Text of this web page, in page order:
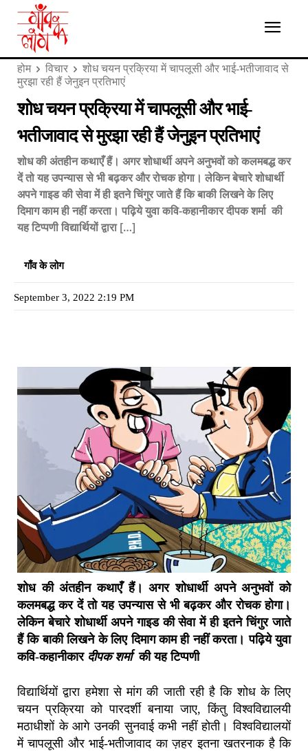
होम विचार
शोध चयन प्रक्रिया में चापलूसी और भाई-भतीजावाद से
मुरझा रही हैं जेनुइन प्रतिभाएं
शोध चयन प्रक्रिया में चापलूसी और भाई-
भतीजावाद से मुरझा रही हैं जेनुइन प्रतिभाएं
शोध की अंतहीन कथाएँ हैं। अगर शोधार्थी अपने अनुभवों को कलमबद्ध कर
दें तो यह उपन्यास से भी बढ़कर और रोचक होगा। लेकिन बेचारे शोधार्थी
अपने गाइड की सेवा में ही इतने चिंगुर जाते हैं कि बाकी लिखने के लिए
दिमाग काम ही नहीं करता। पढ़िये युवा कवि-कहानीकार दीपक शर्मा की
यह टिप्पणी विद्यार्थियों द्वारा […]
गाँव के लोग
September 3, 2022 2:19 PM
शोध की अंतहीन कथाएँ हैं। अगर शोधार्थी अपने अनुभवों को
कलमबद्ध कर दें तो यह उपन्यास से भी बढ़कर और रोचक होगा।
लेकिन बेचारे शोधार्थी अपने गाइड की सेवा में ही इतने चिंगुर जाते
हैं कि बाकी लिखने के लिए दिमाग काम ही नहीं करता। पढ़िये युवा
कवि-कहानीकार दीपक शर्माकी यह टिप्पणी
विद्यार्थियों द्वारा हमेशा से मांग की जाती रही है कि शोध के लिए
चयन प्रक्रिया को पारदर्शी बनाया जाए, किंतु विश्वविद्यालयी
मठाधीशों के आगे उनकी सुनवाई कभी नहीं होती। विश्वविद्यालयों
में चापलूसी और भाई-भतीजावाद का ज़हर इतना खतरनाक है कि